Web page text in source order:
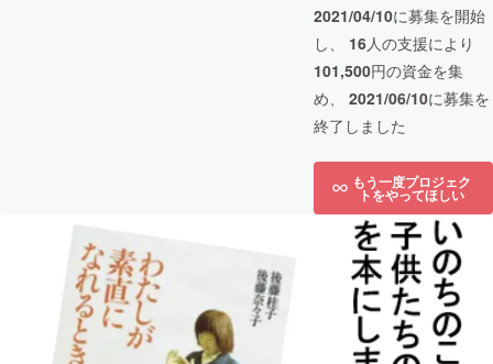
2021/04/10に募集を開始
し、 16人の支援により
101,500円の資金を集
め、 2021/06/10に募集を
終了しました
もう一度プロジェク
トをやってほしい